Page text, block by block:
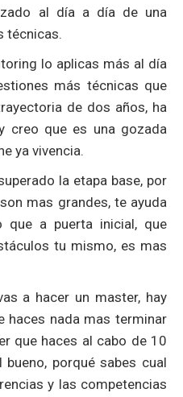
al día a día de una
técnicas.
lo aplicas más al día
más técnicas que
de dos años, ha
creo que es una gozada
ya vivencia.
la etapa base, por
mas grandes, te ayuda
que a puerta inicial, que
tu mismo, es mas
a hacer un master, hay
haces nada mas terminar
que haces al cabo de 10
porqué sabes cual
y las competencias